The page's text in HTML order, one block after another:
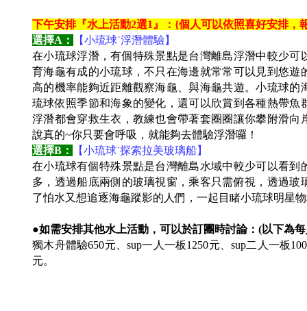
下午安排『水上活動2選1』：{個人可以依照喜好安排，
選擇A：
【小琉球˙浮潛體驗】
在小琉球浮潛，有個特殊景點是台灣離島浮潛中較少可
育海龜有成的小琉球，不只在海邊就常常可以見到悠
高的機率能夠近距離觀察海龜、與海龜共遊。小琉球
琉球依照季節和海象的變化，還可以欣賞到各種熱帶
浮潛都會穿救生衣，教練也會帶著套圈圈讓你攀附滑
說真的~你只要會呼吸，就能夠去體驗浮潛囉！
選擇B：
【小琉球˙探索拉美玻璃船】
在小琉球有個特殊景點是台灣離島水域中較少可以看到
多，透過船底兩側的玻璃視窗，乘客只需俯視，透過
了怕水又想追逐海龜蹤影的人們，一起目睹小琉球明星
●如需安排其他水上活動，可以於訂團時討論：(以下為
獨木舟體驗650元、sup一人一板1250元、sup二人一板
元。